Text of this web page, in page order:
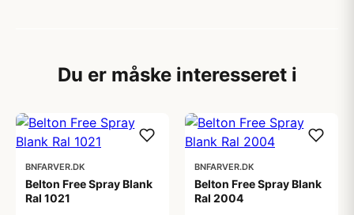
Du er måske interesseret i
BNFARVER.DK
Belton Free Spray Blank
Ral 1021
BNFARVER.DK
Belton Free Spray Blank
Ral 2004